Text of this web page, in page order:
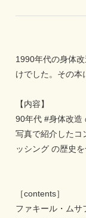
1990年代の身体
けでした。その
【内容】
90年代 #身体改造
写真で紹介したコ
ッシング の歴史
［contents］
ファキール・ム